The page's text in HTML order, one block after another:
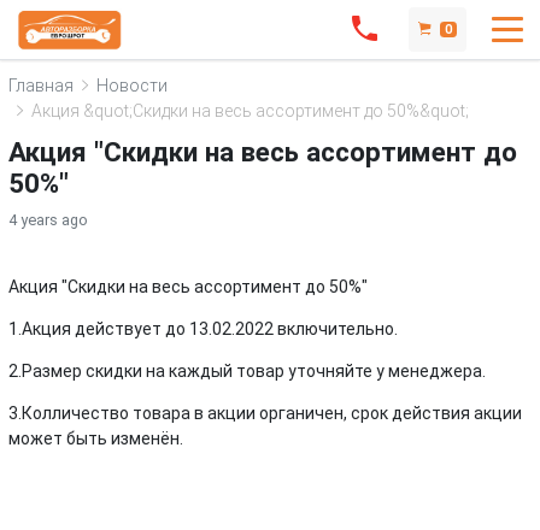
0
Главная
Новости
Акция &quot;Скидки на весь ассортимент до 50%&quot;
Акция "Скидки на весь ассортимент до
50%"
4 years ago
Акция "Скидки на весь ассортимент до 50%"
1.Акция действует до 13.02.2022 включительно.
2.Размер скидки на каждый товар уточняйте у менеджера.
3.Колличество товара в акции органичен, срок действия акции
может быть изменён.